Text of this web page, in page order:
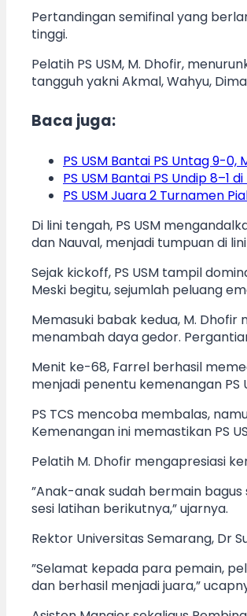
Pertandingan semifinal yang
tinggi.
Pelatih PS USM, M. Dhofir,
tangguh yakni Akmal, Wahyu,
Baca juga:
PS USM Bantai PS Untag 9-0,
PS USM Bantai PS Undip 8–1
PS USM Juara 2 Turnamen
Di lini tengah, PS USM
dan Nauval, menjadi tumpuan di
Sejak kickoff, PS USM tampil
Meski begitu, sejumlah peluang
Memasuki babak kedua, M.
menambah daya gedor.
Menit ke-68, Farrel berhasil
menjadi penentu kemenangan PS
PS TCS mencoba membalas,
Kemenangan ini memastikan PS
Pelatih M. Dhofir mengapresiasi
”Anak-anak sudah bermain
sesi latihan berikutnya,” ujarnya.
Rektor Universitas Semarang, Dr
”Selamat kepada para pemain,
dan berhasil menjadi juara,”